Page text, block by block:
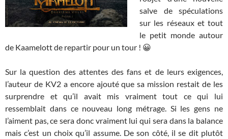
salve de spéculations
sur les réseaux et tout
le petit monde autour
de Kaamelott de repartir pour un tour ! 😀
Sur la question des attentes des fans et de leurs exigences,
l’auteur de KV2 a encore ajouté que sa mission restait de les
surprendre et qu’il avait mis vraiment tout ce qui lui
ressemblait dans ce nouveau long métrage. Si les gens ne
l’aiment pas, ce sera donc vraiment lui qui sera dans la balance
mais c’est un choix qu’il assume. De son côté, il se dit plutôt